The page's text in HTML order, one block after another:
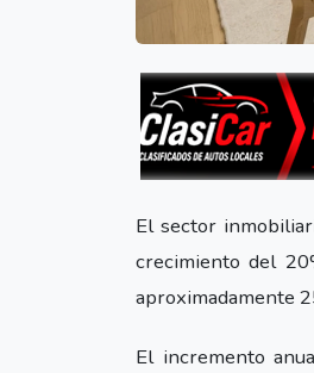
El sector
crecimiento del
aproximadamente
El incremento